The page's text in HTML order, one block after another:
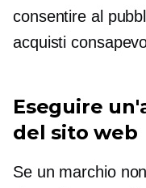
consentire al
acquisti
Eseguire
del sito web
Se un marchio